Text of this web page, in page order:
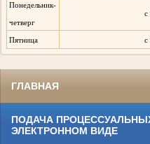
Понедельник-
четверг
с
Пятница с
ГЛАВНАЯ
ПОДАЧА
ЭЛЕКТРОННОМ ВИДЕ